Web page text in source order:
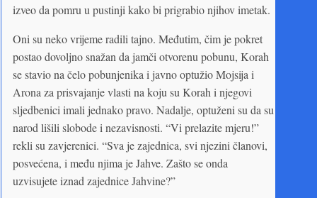
izveo da pomru u pustinji kako bi prigrabio njihov imetak.
Oni su neko vrijeme radili tajno. Međutim, čim je pokret
postao dovoljno snažan da jamči otvorenu pobunu, Korah
se stavio na čelo pobunjenika i javno optužio Mojsija i
Arona za prisvajanje vlasti na koju su Korah i njegovi
sljedbenici imali jednako pravo. Nadalje, optuženi su da su
narod lišili slobode i nezavisnosti. “Vi prelazite mjeru!”
rekli su zavjerenici. “Sva je zajednica, svi njezini članovi,
posvećena, i među njima je Jahve. Zašto se onda
uzvisujete iznad zajednice Jahvine?”